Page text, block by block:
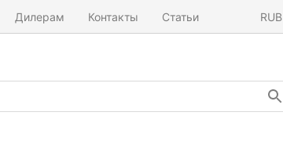
Дилерам Контакты Статьи RUB